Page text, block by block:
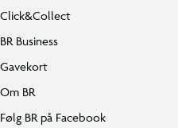
Click&Collect
BR Business
Gavekort
Om BR
Følg BR på Facebook